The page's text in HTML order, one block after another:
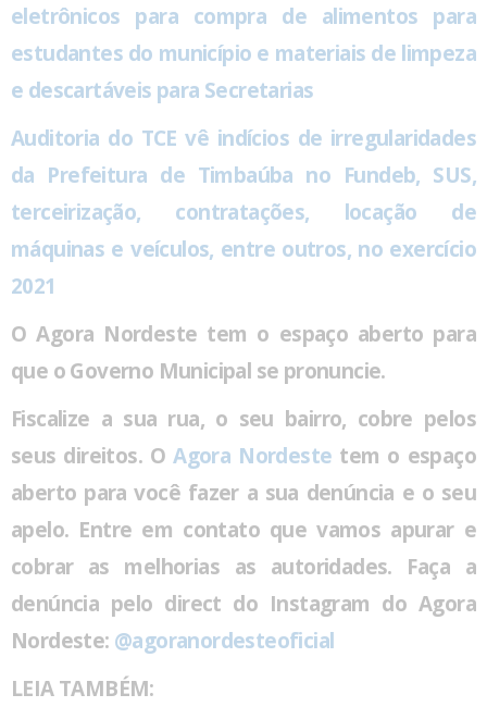
eletrônicos para compra de alimentos para
estudantes do município e materiais de limpeza
e descartáveis para Secretarias
Auditoria do TCE vê indícios de irregularidades
da Prefeitura de Timbaúba no Fundeb, SUS,
terceirização, contratações, locação de
máquinas e veículos, entre outros, no exercício
2021
O Agora Nordeste tem o espaço aberto para
que o Governo Municipal se pronuncie.
Fiscalize a sua rua, o seu bairro, cobre pelos
seus direitos. OAgora Nordeste tem o espaço
aberto para você fazer a sua denúncia e o seu
apelo. Entre em contato que vamos apurar e
cobrar as melhorias as autoridades. Faça a
denúncia pelo direct do Instagram do Agora
Nordeste: @agoranordesteoficial
LEIA TAMBÉM: